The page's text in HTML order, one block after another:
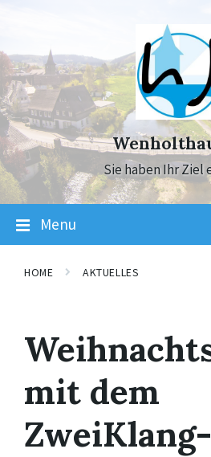
navigation
Sie haben Ihr Ziel
Menu
HOME AKTUELLES
mit dem